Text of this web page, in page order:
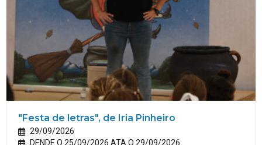
"Festa de letras", de Iria Pinheiro
29/09/2026